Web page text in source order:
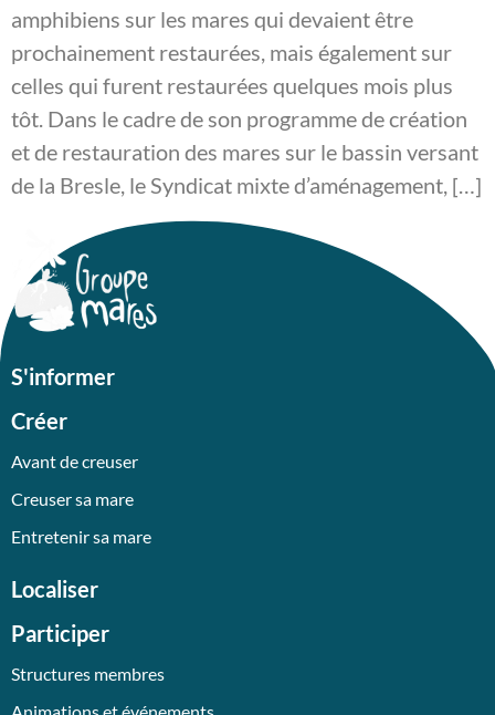
amphibiens sur les mares qui devaient être
prochainement restaurées, mais également sur
celles qui furent restaurées quelques mois plus
tôt. Dans le cadre de son programme de création
et de restauration des mares sur le bassin versant
de la Bresle, le Syndicat mixte d’aménagement, […]
S'informer
Créer
Avant de creuser
Creuser sa mare
Entretenir sa mare
Localiser
Participer
Structures membres